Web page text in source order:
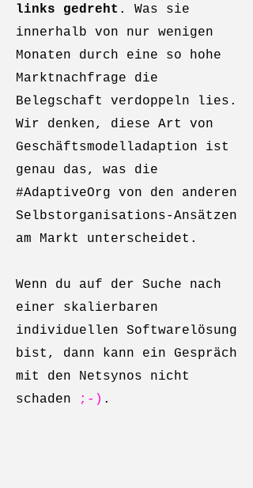
links gedreht . Was sie
innerhalb von nur wenigen
Monaten durch eine so hohe
Marktnachfrage die
Belegschaft verdoppeln lies.
Wir denken, diese Art von
Geschäftsmodelladaption ist
genau das, was die
#AdaptiveOrg von den anderen
Selbstorganisations-Ansätzen
am Markt unterscheidet.
Wenn du auf der Suche nach
einer skalierbaren
individuellen Softwarelösung
bist, dann kann ein Gespräch
mit den Netsynos nicht
schaden
;-) .